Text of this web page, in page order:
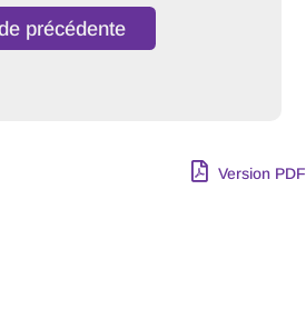
précédente
Version PDF